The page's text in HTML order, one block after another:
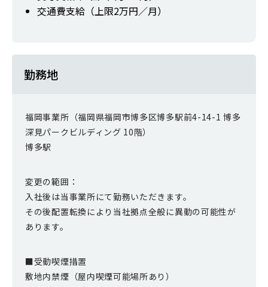
交通費支給（上限2万円／月）
勤務地
福岡事業所（福岡県福岡市博多区博多駅前4-14-1 博多
深見パークビルディング 10階）
博多駅
変更の範囲：
入社後は当事業所にて勤務いただきます。
その後配置転換により当社拠点全般に異動の可能性が
あります。
■受動喫煙措置
敷地内禁煙（屋内喫煙可能場所あり）